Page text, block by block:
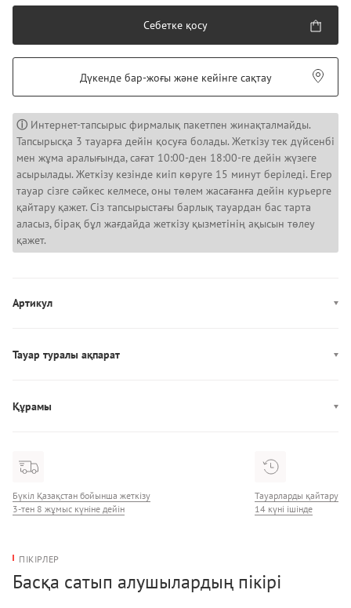
Себетке қосу
Дүкенде бар-жоғы және кейінге сақтау
ⓘ Интернет-тапсырыс фирмалық пакетпен жинақталмайды.
Тапсырысқа 3 тауарға дейін қосуға болады. Жеткізу тек дүйсенбі
мен жұма аралығында, сағат 10:00-ден 18:00-ге дейін жүзеге
асырылады. Жеткізу кезінде киіп көруге 15 минут беріледі. Егер
тауар сізге сәйкес келмесе, оны төлем жасағанға дейін курьерге
қайтару қажет. Сіз тапсырыстағы барлық тауардан бас тарта
аласыз, бірақ бұл жағдайда жеткізу қызметінің ақысын төлеу
қажет.
Артикул
Тауар туралы ақпарат
Құрамы
Бүкіл Қазақстан бойынша жеткізу
3-тен 8 жұмыс күніне дейін
Тауарларды қайтару
14 күні ішінде
ПІКІРЛЕР
Басқа сатып алушылардың пікірі